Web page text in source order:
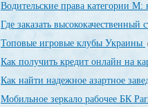
Водительские права категории М:
Где заказать высококачественный
Топовые игровые клубы Украины
Как получить кредит онлайн на
Как найти надежное азартное
Мобильное зеркало рабочее БК